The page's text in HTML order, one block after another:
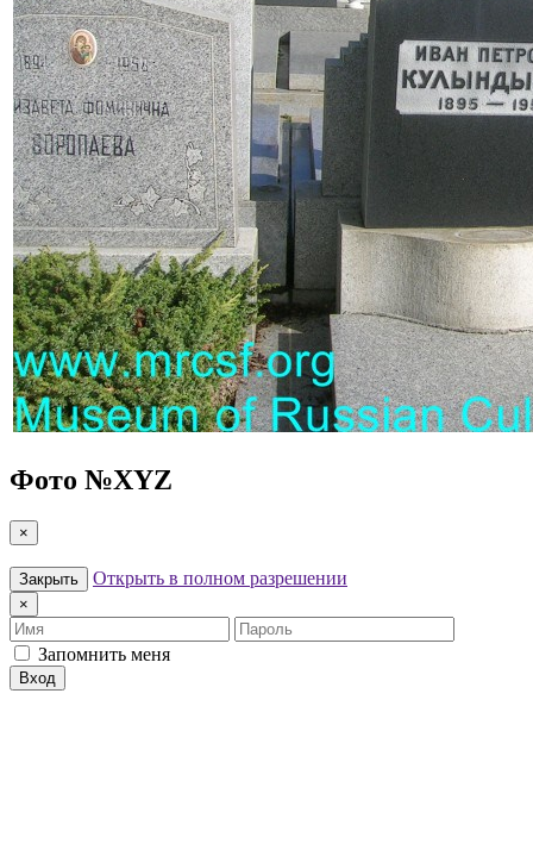
Фото №XYZ
×
Закрыть Открыть в полном разрешении
×
Имя
Пароль
Запомнить меня
Вход